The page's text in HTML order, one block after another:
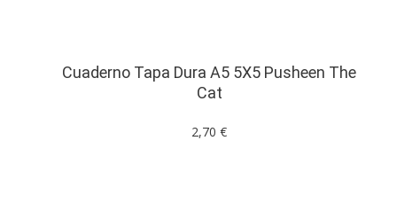
Cuaderno Tapa Dura A5 5X5 Pusheen The
Cat
2,70 €